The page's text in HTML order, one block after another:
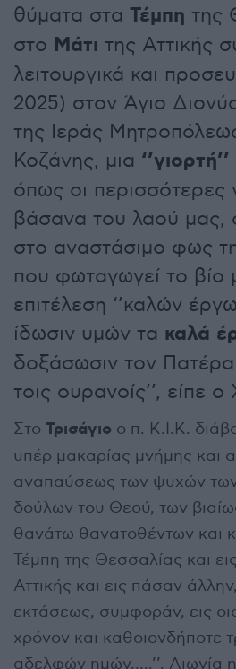
θύματα στα Τέμπη της
στο Μάτι της Αττικής
λειτουργικά και
2025) στον Άγιο
της Ιεράς
Κοζάνης, μια ‘’γιορτή’’
όπως οι περισσότερες
βάσανα του λαού μας,
στο αναστάσιμο φως
που φωταγωγεί το βίο
επιτέλεση ‘’καλών
ίδωσιν υμών τα καλά
δοξάσωσιν τον
τοις ουρανοίς’’, είπε ο
Στο Τρισάγιο ο π. Κ.Ι.Κ.
υπέρ μακαρίας μνήμης και
αναπαύσεως των ψυχών
δούλων του Θεού, των
θανάτω θανατοθέντων και
Τέμπη της Θεσσαλίας και
Αττικής και εις πάσαν
εκτάσεως, συμφοράν, εις
χρόνον και καθοιονδήποτε
αδελφών ημών…..’’. Αιωνία